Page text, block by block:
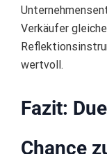
Verkäufer
wertvoll.
Fazit:
Chance